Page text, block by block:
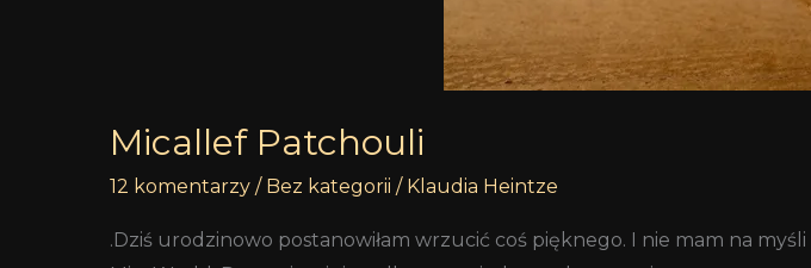
Micallef Patchouli
12 komentarzy / Bez kategorii / Klaudia Heintze
.Dziś urodzinowo postanowiłam wrzucić coś pięknego. I nie mam na